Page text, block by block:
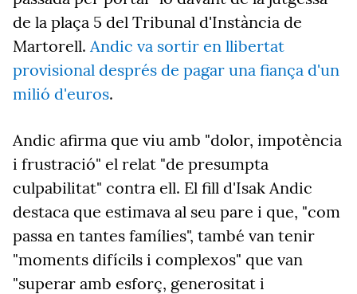
de la plaça 5 del Tribunal d'Instància de
Martorell. Andic va sortir en llibertat
provisional després de pagar una fiança d'un
milió d'euros.
Andic afirma que viu amb "dolor, impotència
i frustració" el relat "de presumpta
culpabilitat" contra ell. El fill d'Isak Andic
destaca que estimava al seu pare i que, "com
passa en tantes famílies", també van tenir
"moments difícils i complexos" que van
"superar amb esforç, generositat i